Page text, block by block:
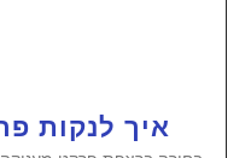
איך לנקות